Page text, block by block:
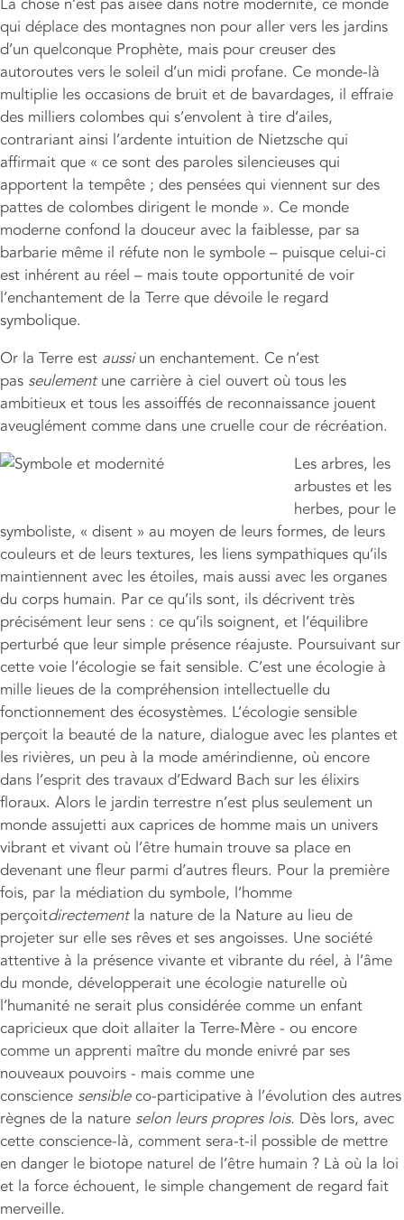
qui déplace des montagnes non pour aller vers les jardins
d’un quelconque Prophète, mais pour creuser des
autoroutes vers le soleil d’un midi profane. Ce monde-là
multiplie les occasions de bruit et de bavardages, il effraie
des milliers colombes qui s’envolent à tire d’ailes,
contrariant ainsi l’ardente intuition de Nietzsche qui
affirmait que « ce sont des paroles silencieuses qui
apportent la tempête ; des pensées qui viennent sur des
pattes de colombes dirigent le monde ». Ce monde
moderne confond la douceur avec la faiblesse, par sa
barbarie même il réfute non le symbole – puisque celui-ci
est inhérent au réel – mais toute opportunité de voir
l’enchantement de la Terre que dévoile le regard
symbolique.
Or la Terre est aussiun enchantement. Ce n’est
pas seulementune carrière à ciel ouvert où tous les
ambitieux et tous les assoiffés de reconnaissance jouent
aveuglément comme dans une cruelle cour de récréation.
Les arbres, les
arbustes et les
herbes, pour le
symboliste, « disent » au moyen de leurs formes, de leurs
couleurs et de leurs textures, les liens sympathiques qu’ils
maintiennent avec les étoiles, mais aussi avec les organes
du corps humain. Par ce qu’ils sont, ils décrivent très
précisément leur sens : ce qu’ils soignent, et l’équilibre
perturbé que leur simple présence réajuste. Poursuivant sur
cette voie l’écologie se fait sensible. C’est une écologie à
mille lieues de la compréhension intellectuelle du
fonctionnement des écosystèmes. L’écologie sensible
perçoit la beauté de la nature, dialogue avec les plantes et
les rivières, un peu à la mode amérindienne, où encore
dans l’esprit des travaux d’Edward Bach sur les élixirs
floraux. Alors le jardin terrestre n’est plus seulement un
monde assujetti aux caprices de homme mais un univers
vibrant et vivant où l’être humain trouve sa place en
devenant une fleur parmi d’autres fleurs. Pour la première
fois, par la médiation du symbole, l’homme
perçoitdirectementla nature de la Nature au lieu de
projeter sur elle ses rêves et ses angoisses. Une société
attentive à la présence vivante et vibrante du réel, à l’âme
du monde, développerait une écologie naturelle où
l’humanité ne serait plus considérée comme un enfant
capricieux que doit allaiter la Terre-Mère - ou encore
comme un apprenti maître du monde enivré par ses
nouveaux pouvoirs - mais comme une
conscience sensibleco-participative à l’évolution des autres
règnes de la nature selon leurs propres lois. Dès lors, avec
cette conscience-là, comment sera-t-il possible de mettre
en danger le biotope naturel de l’être humain ? Là où la loi
et la force échouent, le simple changement de regard fait
merveille.